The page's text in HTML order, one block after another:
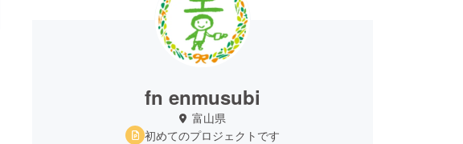
fn enmusubi
富山県
初めてのプロジェクトです